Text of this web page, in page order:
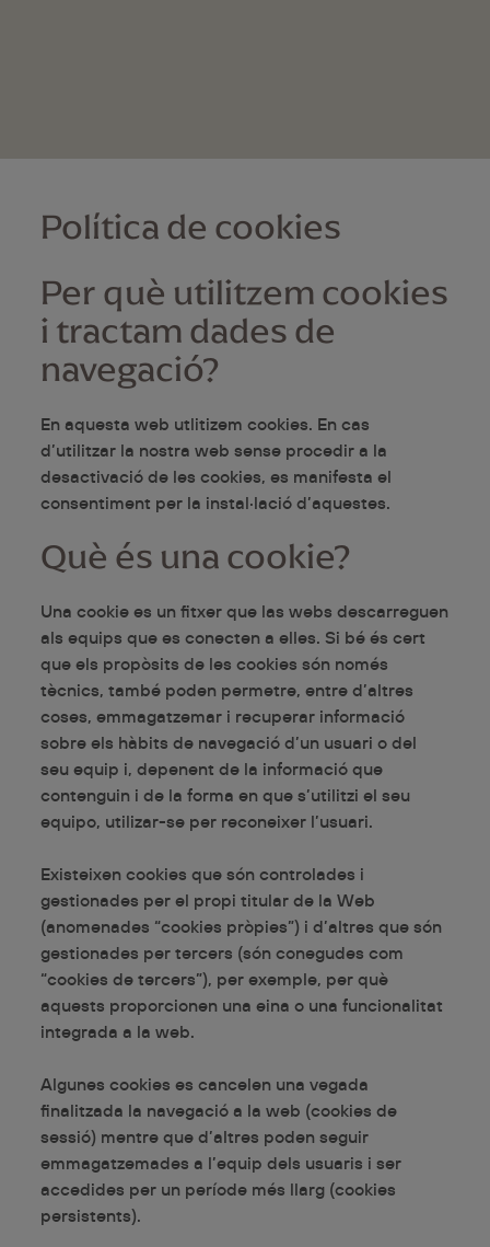
Política de cookies
Per què utilitzem cookies
i tractam dades de
navegació?
En aquesta web utlitizem cookies. En cas
d’utilitzar la nostra web sense procedir a la
desactivació de les cookies, es manifesta el
consentiment per la instal·lació d’aquestes.
Què és una cookie?
Una cookie es un fitxer que las webs descarreguen
als equips que es conecten a elles. Si bé és cert
que els propòsits de les cookies són només
tècnics, també poden permetre, entre d’altres
coses, emmagatzemar i recuperar informació
sobre els hàbits de navegació d’un usuari o del
seu equip i, depenent de la informació que
contenguin i de la forma en que s’utilitzi el seu
equipo, utilizar-se per reconeixer l’usuari.
Existeixen cookies que són controlades i
gestionades per el propi titular de la Web
(anomenades “cookies pròpies”) i d’altres que són
gestionades per tercers (són conegudes com
“cookies de tercers”), per exemple, per què
aquests proporcionen una eina o una funcionalitat
integrada a la web.
Algunes cookies es cancelen una vegada
finalitzada la navegació a la web (cookies de
sessió) mentre que d’altres poden seguir
emmagatzemades a l’equip dels usuaris i ser
accedides per un període més llarg (cookies
persistents).